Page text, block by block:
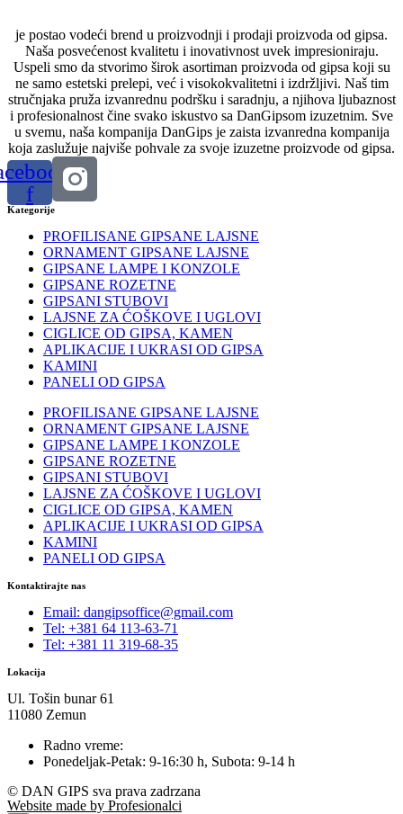
je postao vodeći brend u proizvodnji i prodaji proizvoda od gipsa.
Naša posvećenost kvalitetu i inovativnost uvek impresioniraju.
Uspeli smo da stvorimo širok asortiman proizvoda od gipsa koji su
ne samo estetski prelepi, već i visokokvalitetni i izdržljivi. Naš tim
stručnjaka pruža izvanrednu podršku i saradnju, a njihova ljubaznost
i profesionalnost čine svako iskustvo sa DanGipsom izuzetnim. Sve
u svemu, naša kompanija DanGips je zaista izvanredna kompanija
koja zaslužuje najviše pohvale za svoje izuzetne proizvode od gipsa.
f
Kategorije
PROFILISANE GIPSANE LAJSNE
ORNAMENT GIPSANE LAJSNE
GIPSANE LAMPE I KONZOLE
GIPSANE ROZETNE
GIPSANI STUBOVI
LAJSNE ZA ĆOŠKOVE I UGLOVI
CIGLICE OD GIPSA, KAMEN
APLIKACIJE I UKRASI OD GIPSA
KAMINI
PANELI OD GIPSA
PROFILISANE GIPSANE LAJSNE
ORNAMENT GIPSANE LAJSNE
GIPSANE LAMPE I KONZOLE
GIPSANE ROZETNE
GIPSANI STUBOVI
LAJSNE ZA ĆOŠKOVE I UGLOVI
CIGLICE OD GIPSA, KAMEN
APLIKACIJE I UKRASI OD GIPSA
KAMINI
PANELI OD GIPSA
Kontaktirajte nas
Email: dangipsoffice@gmail.com
Tel: +381 64 113-63-71
Tel: +381 11 319-68-35
Lokacija
Ul. Tošin bunar 61
11080 Zemun
Radno vreme:
Ponedeljak-Petak: 9-16:30 h, Subota: 9-14 h
© DAN GIPS sva prava zadrzana
Website made by Profesionalci